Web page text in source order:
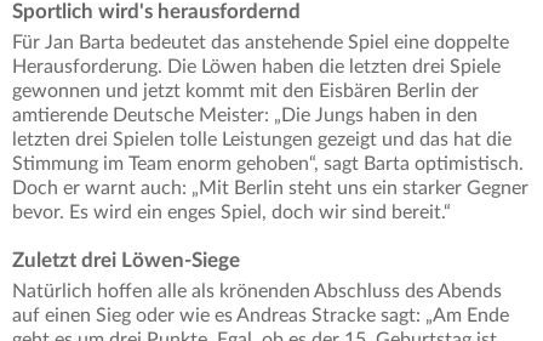
Sportlich wird's herausfordernd
Für Jan Barta bedeutet das anstehende Spiel eine doppelte
Herausforderung. Die Löwen haben die letzten drei Spiele
gewonnen und jetzt kommt mit den Eisbären Berlin der
amtierende Deutsche Meister: „Die Jungs haben in den
letzten drei Spielen tolle Leistungen gezeigt und das hat die
Stimmung im Team enorm gehoben“, sagt Barta optimistisch.
Doch er warnt auch: „Mit Berlin steht uns ein starker Gegner
bevor. Es wird ein enges Spiel, doch wir sind bereit.“
Zuletzt drei Löwen-Siege
Natürlich hoffen alle als krönenden Abschluss des Abends
auf einen Sieg oder wie es Andreas Stracke sagt: „Am Ende